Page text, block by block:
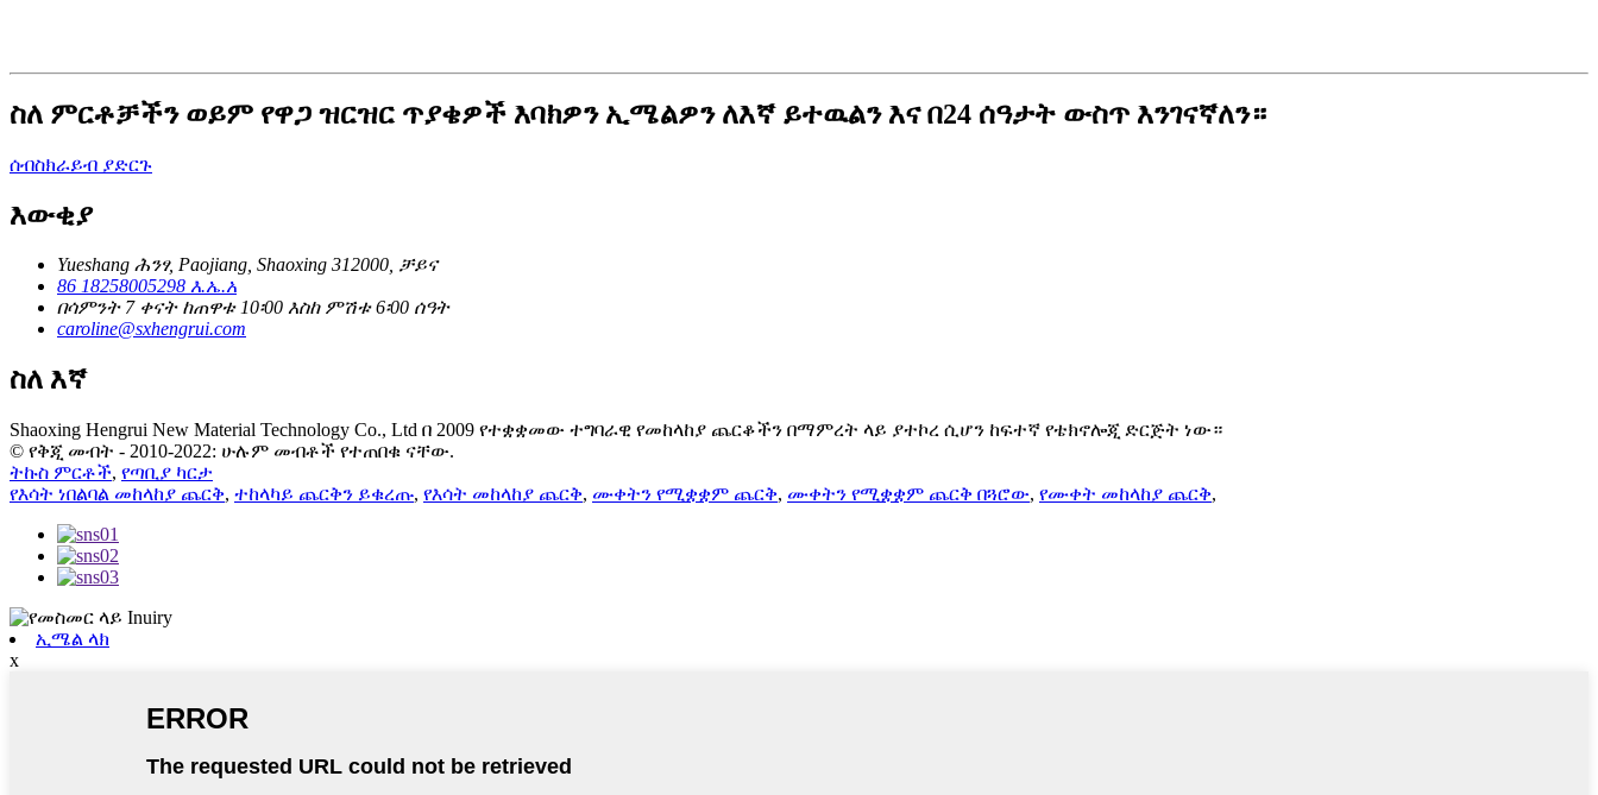
ስለ ምርቶቻችን ወይም የዋጋ ዝርዝር ጥያቄዎች እባክዎን ኢሜልዎን ለእኛ ይተዉልን እና በ24 ሰዓታት ውስጥ እንገናኛለን።
ሰብስክራይብ ያድርጉ
እውቂያ
Yueshang ሕንፃ, Paojiang, Shaoxing 312000, ቻይና
86 18258005298 እ.ኤ.አ
በሳምንት 7 ቀናት ከጠዋቱ 10፡00 እስከ ምሽቱ 6፡00 ሰዓት
caroline@sxhengrui.com
ስለ እኛ
Shaoxing Hengrui New Material Technology Co., Ltd በ 2009 የተቋቋመው ተግባራዊ የመከላከያ ጨርቆችን በማምረት ላይ ያተኮረ ሲሆን ከፍተኛ የቴክኖሎጂ ድርጅት ነው።
© የቅጂ መብት - 2010-2022: ሁሉም መብቶች የተጠበቁ ናቸው.
ትኩስ ምርቶች, የጣቢያ ካርታ
የእሳት ነበልባል መከላከያ ጨርቅ, ተከላካይ ጨርቅን ይቁረጡ, የእሳት መከላከያ ጨርቅ, ሙቀትን የሚቋቋም ጨርቅ, ሙቀትን የሚቋቋም ጨርቅ በጓሮው, የሙቀት መከላከያ ጨርቅ,
ኢሜል ላክ
x